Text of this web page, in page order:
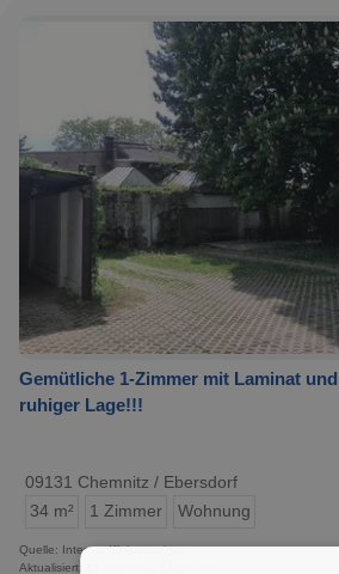
Gemütliche 1-Zimmer mit Laminat
ruhiger Lage!!!
09131 Chemnitz / Ebersdorf
34 m²
1 Zimmer Wohnung
Quelle: Internet-Kleinanzeigen
Aktualisiert: 17 Stunden, 42 Minuten